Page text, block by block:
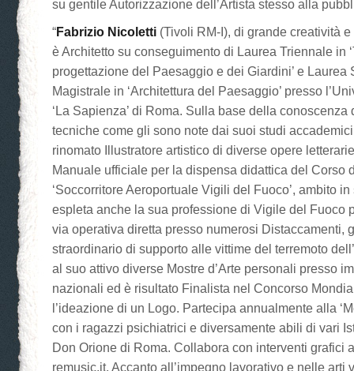
su gentile Autorizzazione dell’Artista stesso alla
“Fabrizio Nicoletti (Tivoli RM-I), di grande creatività
è Architetto su conseguimento di Laurea Triennale in
progettazione del Paesaggio e dei Giardini’ e Laurea
Magistrale in ‘Architettura del Paesaggio’ presso
‘La Sapienza’ di Roma. Sulla base della conoscenza
tecniche come gli sono note dai suoi studi
rinomato Illustratore artistico di diverse opere
Manuale ufficiale per la dispensa didattica del Corso
‘Soccorritore Aeroportuale Vigili del Fuoco’, ambito
espleta anche la sua professione di Vigile del Fuoco
via operativa diretta presso numerosi Distaccamenti,
straordinario di supporto alle vittime del terremoto
al suo attivo diverse Mostre d’Arte personali presso
nazionali ed è risultato Finalista nel Concorso
l’ideazione di un Logo. Partecipa annualmente alla
con i ragazzi psichiatrici e diversamente abili di vari
Don Orione di Roma. Collabora con interventi grafici
remusic.it. Accanto all’impegno lavorativo e nelle arti